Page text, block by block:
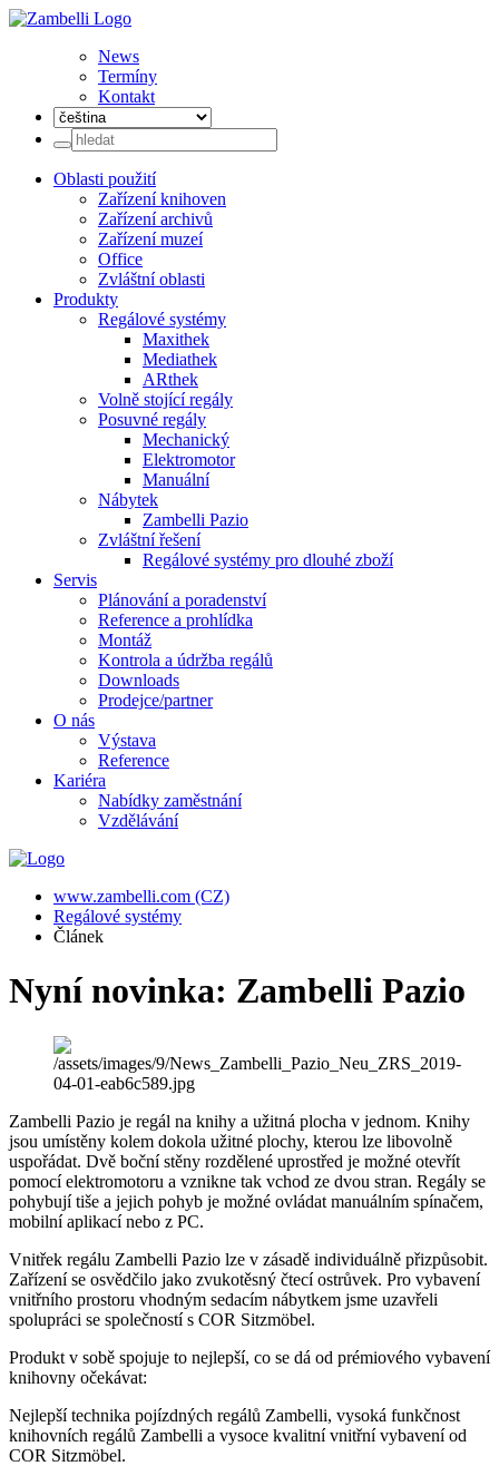
News
Termíny
Kontakt
Oblasti použití
Zařízení knihoven
Zařízení archivů
Zařízení muzeí
Office
Zvláštní oblasti
Produkty
Regálové systémy
Maxithek
Mediathek
ARthek
Volně stojící regály
Posuvné regály
Mechanický
Elektromotor
Manuální
Nábytek
Zambelli Pazio
Zvláštní řešení
Regálové systémy pro dlouhé zboží
Servis
Plánování a poradenství
Reference a prohlídka
Montáž
Kontrola a údržba regálů
Downloads
Prodejce/partner
O nás
Výstava
Reference
Kariéra
Nabídky zaměstnání
Vzdělávání
www.zambelli.com (CZ)
Regálové systémy
Článek
Nyní novinka: Zambelli Pazio
Zambelli Pazio je regál na knihy a užitná plocha v jednom. Knihy
jsou umístěny kolem dokola užitné plochy, kterou lze libovolně
uspořádat. Dvě boční stěny rozdělené uprostřed je možné otevřít
pomocí elektromotoru a vznikne tak vchod ze dvou stran. Regály se
pohybují tiše a jejich pohyb je možné ovládat manuálním spínačem,
mobilní aplikací nebo z PC.
Vnitřek regálu Zambelli Pazio lze v zásadě individuálně přizpůsobit.
Zařízení se osvědčilo jako zvukotěsný čtecí ostrůvek. Pro vybavení
vnitřního prostoru vhodným sedacím nábytkem jsme uzavřeli
spolupráci se společností s COR Sitzmöbel.
Produkt v sobě spojuje to nejlepší, co se dá od prémiového vybavení
knihovny očekávat:
Nejlepší technika pojízdných regálů Zambelli, vysoká funkčnost
knihovních regálů Zambelli a vysoce kvalitní vnitřní vybavení od
COR Sitzmöbel.